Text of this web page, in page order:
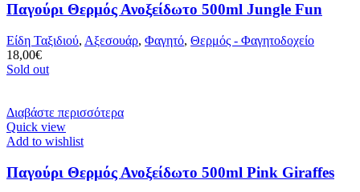
Παγούρι Θερμός Ανοξείδωτο 500ml Jungle Fun
Είδη Ταξιδιού, Αξεσουάρ, Φαγητό, Θερμός - Φαγητοδοχείο
18,00€
Sold out
Διαβάστε περισσότερα
Quick view
Add to wishlist
Παγούρι Θερμός Ανοξείδωτο 500ml Pink Giraffes